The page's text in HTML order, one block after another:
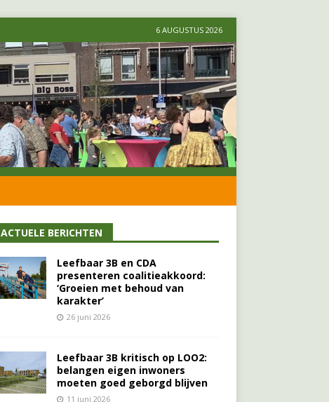
6 AUGUSTUS 2026
ACTUELE BERICHTEN
Leefbaar 3B en CDA
presenteren coalitieakkoord:
‘Groeien met behoud van
karakter’
26 juni 2026
Leefbaar 3B kritisch op LOO2:
belangen eigen inwoners
moeten goed geborgd blijven
11 juni 2026